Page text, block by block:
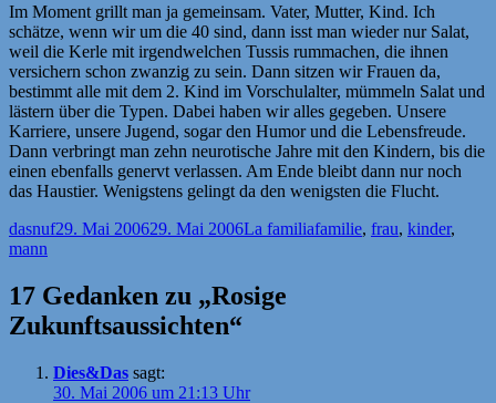
Im Moment grillt man ja gemeinsam. Vater, Mutter, Kind. Ich
schätze, wenn wir um die 40 sind, dann isst man wieder nur Salat,
weil die Kerle mit irgendwelchen Tussis rummachen, die ihnen
versichern schon zwanzig zu sein. Dann sitzen wir Frauen da,
bestimmt alle mit dem 2. Kind im Vorschulalter, mümmeln Salat und
lästern über die Typen. Dabei haben wir alles gegeben. Unsere
Karriere, unsere Jugend, sogar den Humor und die Lebensfreude.
Dann verbringt man zehn neurotische Jahre mit den Kindern, bis die
einen ebenfalls genervt verlassen. Am Ende bleibt dann nur noch
das Haustier. Wenigstens gelingt da den wenigsten die Flucht.
Autor
dasnufVeröffentlicht
29. Mai 200629. Mai 2006Kategorien
La familiaSchlagwörter
familie, frau, kinder,
mann
17 Gedanken zu „Rosige
Zukunftsaussichten“
Dies&Das sagt:
30. Mai 2006 um 21:13 Uhr